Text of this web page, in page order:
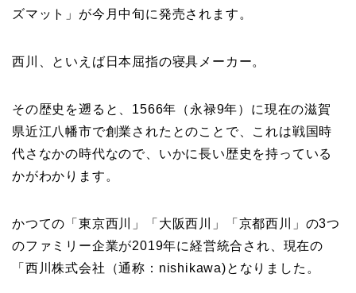
ズマット」が今月中旬に発売されます。
西川、といえば日本屈指の寝具メーカー。
その歴史を遡ると、1566年（永禄9年）に現在の滋賀
県近江八幡市で創業されたとのことで、これは戦国時
代さなかの時代なので、いかに長い歴史を持っている
かがわかります。
かつての「東京西川」「大阪西川」「京都西川」の3つ
のファミリー企業が2019年に経営統合され、現在の
「西川株式会社（通称：nishikawa)となりました。